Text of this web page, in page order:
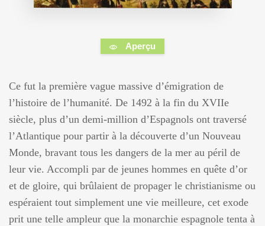
Aperçu
Ce fut la première vague massive d’émigration de
l’histoire de l’humanité. De 1492 à la fin du XVIIe
siècle, plus d’un demi-million d’Espagnols ont traversé
l’Atlantique pour partir à la découverte d’un Nouveau
Monde, bravant tous les dangers de la mer au péril de
leur vie. Accompli par de jeunes hommes en quête d’or
et de gloire, qui brûlaient de propager le christianisme ou
espéraient tout simplement une vie meilleure, cet exode
prit une telle ampleur que la monarchie espagnole tenta à